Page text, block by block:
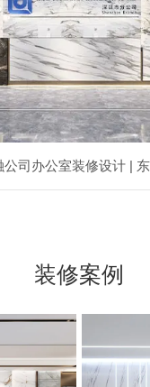
公司办公室装修设计 |
装修案例